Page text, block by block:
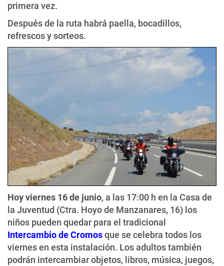
primera vez.
Después de la ruta habrá paella, bocadillos,
refrescos y sorteos.
Hoy viernes 16 de junio, a las 17:00 h en la Casa de
la Juventud (Ctra. Hoyo de Manzanares, 16) los
niños pueden quedar para el tradicional
Intercambio de Cromosque se celebra todos los
viernes en esta instalación. Los adultos también
podrán intercambiar objetos, libros, música, juegos,